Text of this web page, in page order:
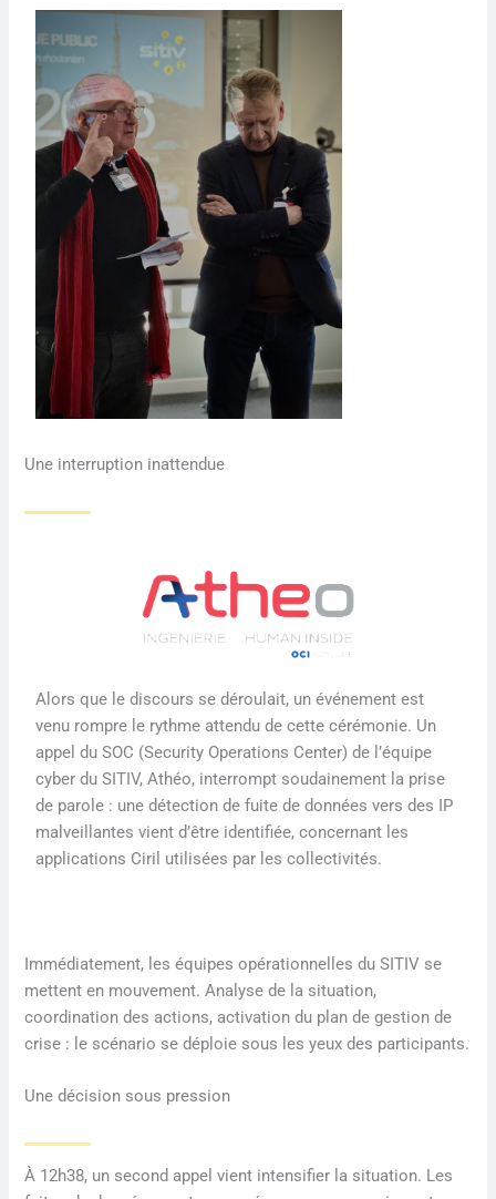
Une interruption inattendue
Alors que le discours se déroulait, un événement est
venu rompre le rythme attendu de cette cérémonie. Un
appel du SOC (Security Operations Center) de l’équipe
cyber du SITIV, Athéo, interrompt soudainement la prise
de parole : une détection de fuite de données vers des IP
malveillantes vient d’être identifiée, concernant les
applications Ciril utilisées par les collectivités.
Immédiatement, les équipes opérationnelles du SITIV se
mettent en mouvement. Analyse de la situation,
coordination des actions, activation du plan de gestion de
crise : le scénario se déploie sous les yeux des participants.
Une décision sous pression
À 12h38, un second appel vient intensifier la situation. Les